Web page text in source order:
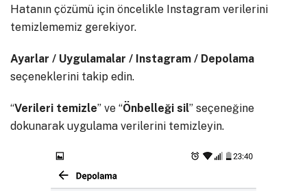
Hatanın çözümü için öncelikle Instagram verilerini
temizlememiz gerekiyor.
Ayarlar / Uygulamalar / Instagram / Depolama
seçeneklerini takip edin.
“Verileri temizle” ve “Önbelleği sil” seçeneğine
dokunarak uygulama verilerini temizleyin.